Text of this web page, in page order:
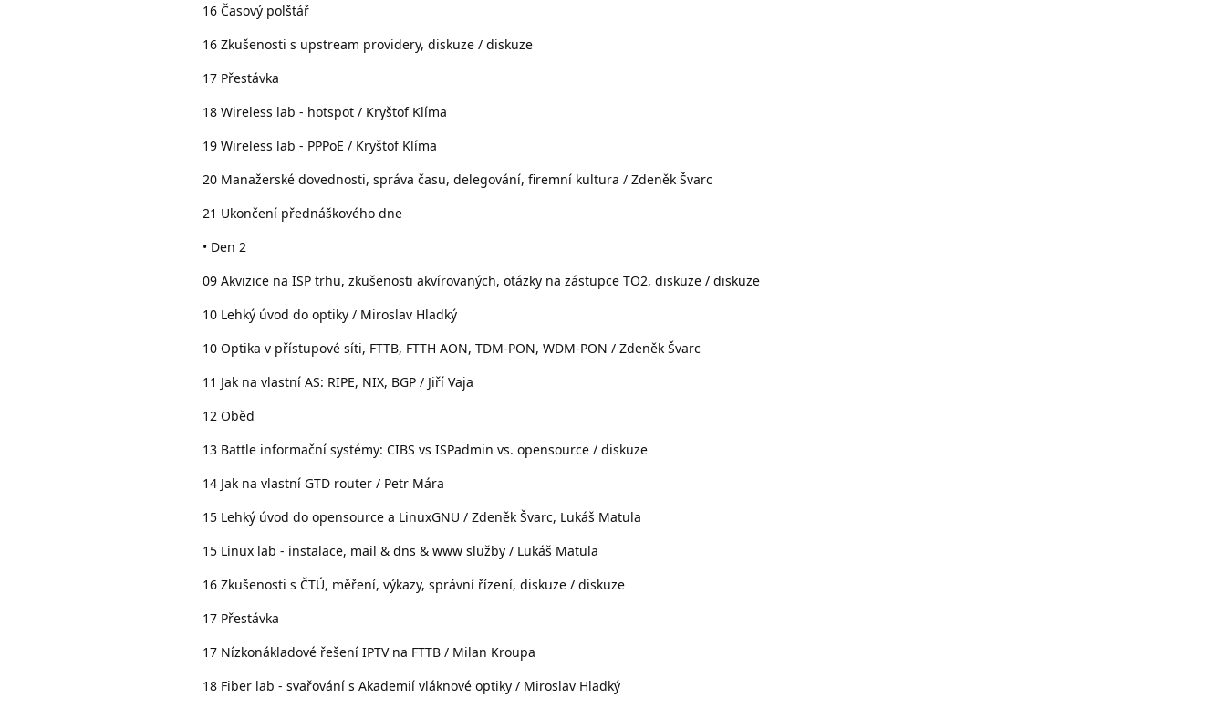
16 Časový polštář
16 Zkušenosti s upstream providery, diskuze / diskuze
17 Přestávka
18 Wireless lab - hotspot / Kryštof Klíma
19 Wireless lab - PPPoE / Kryštof Klíma
20 Manažerské dovednosti, správa času, delegování, firemní kultura / Zdeněk Švarc
21 Ukončení přednáškového dne
• Den 2
09 Akvizice na ISP trhu, zkušenosti akvírovaných, otázky na zástupce TO2, diskuze / diskuze
10 Lehký úvod do optiky / Miroslav Hladký
10 Optika v přístupové síti, FTTB, FTTH AON, TDM-PON, WDM-PON / Zdeněk Švarc
11 Jak na vlastní AS: RIPE, NIX, BGP / Jiří Vaja
12 Oběd
13 Battle informační systémy: CIBS vs ISPadmin vs. opensource / diskuze
14 Jak na vlastní GTD router / Petr Mára
15 Lehký úvod do opensource a LinuxGNU / Zdeněk Švarc, Lukáš Matula
15 Linux lab - instalace, mail & dns & www služby / Lukáš Matula
16 Zkušenosti s ČTÚ, měření, výkazy, správní řízení, diskuze / diskuze
17 Přestávka
17 Nízkonákladové řešení IPTV na FTTB / Milan Kroupa
18 Fiber lab - svařování s Akademií vláknové optiky / Miroslav Hladký